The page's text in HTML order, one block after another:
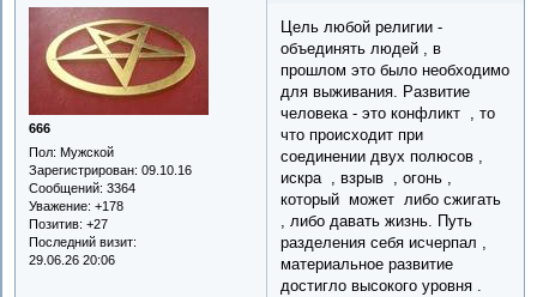
666
Пол: Мужской
Зарегистрирован: 09.10.16
Сообщений: 3364
Уважение: +178
Позитив: +27
Последний визит:
29.06.26 20:06
Цель любой религии -
объединять людей , в
прошлом это было необходимо
для выживания. Развитие
человека - это конфликт , то
что происходит при
соединении двух полюсов ,
искра , взрыв , огонь ,
который может либо сжигать
, либо давать жизнь. Путь
разделения себя исчерпал ,
материальное развитие
достигло высокого уровня .